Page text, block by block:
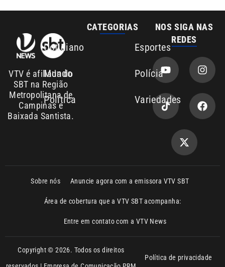
VTV é afiliada do
SBT na Região
Metropolitana de
Campinas e
Baixada Santista.
Esportes
Mundo Polícia
Política Variedades
Anuncie agora com a emissora VTV SBT
Área de cobertura que a VTV SBT acompanha:
Entre em contato com a VTV News
Copyright © 2026. Todos os direitos